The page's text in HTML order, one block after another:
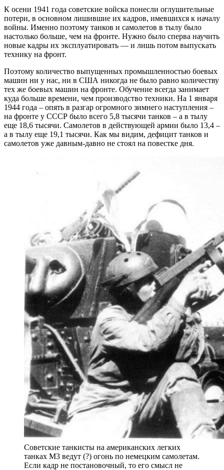
К осени 1941 года советские войска понесли оглушительные
потери, в основном лишившие их кадров, имевшихся к началу
войны. Именно поэтому танков и самолетов в тылу было
настолько больше, чем на фронте. Нужно было сперва научить
новые кадры их эксплуатировать — и лишь потом выпускать
технику на фронт.
Поэтому количество выпущенных промышленностью боевых
машин ни у нас, ни в США никогда не было равно количеству
тех же боевых машин на фронте. Обучение всегда занимает
куда больше времени, чем производство техники. На 1 января
1944 года – опять в разгар огромного зимнего наступления –
на фронте у СССР было всего 5,8 тысячи танков – а в тылу
еще 18,6 тысячи. Самолетов в действующей армии было 13,4 –
а в тылу еще 19,1 тысячи. Как мы видим, дефицит танков и
самолетов уже давным-давно не стоял на повестке дня.
Советские танкисты на американских легких
танках М3 ведут (?) огонь по немецким самолетам.
Если кадр не постановочный, то его смысл не